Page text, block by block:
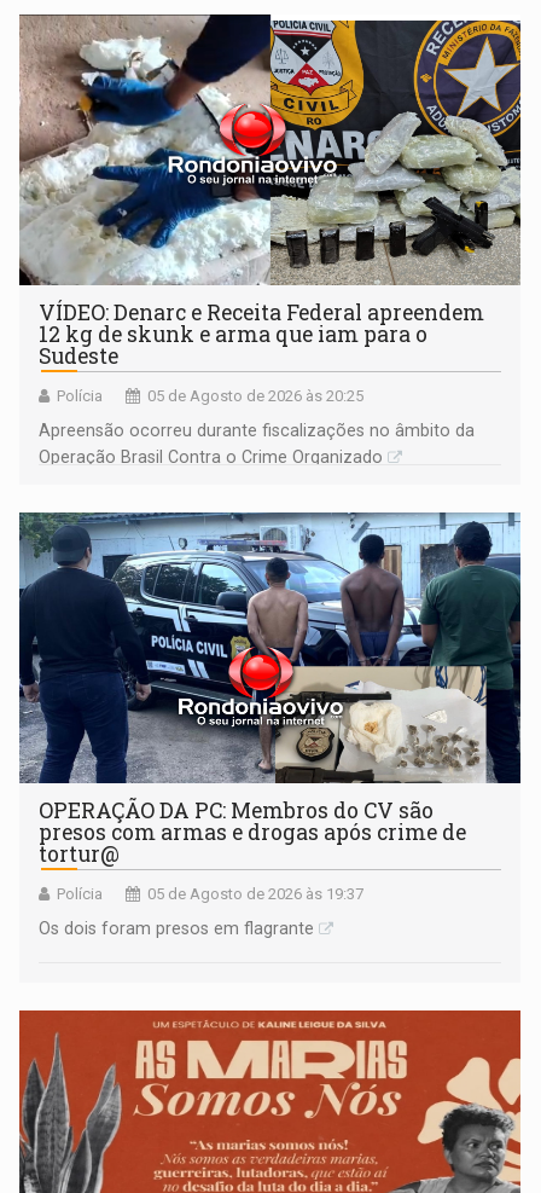
VÍDEO: Denarc e Receita Federal apreendem
12 kg de skunk e arma que iam para o
Sudeste
Polícia 05 de Agosto de 2026 às 20:25
Apreensão ocorreu durante fiscalizações no âmbito da
Operação Brasil Contra o Crime Organizado
OPERAÇÃO DA PC: Membros do CV são
presos com armas e drogas após crime de
tortur@
Polícia 05 de Agosto de 2026 às 19:37
Os dois foram presos em flagrante